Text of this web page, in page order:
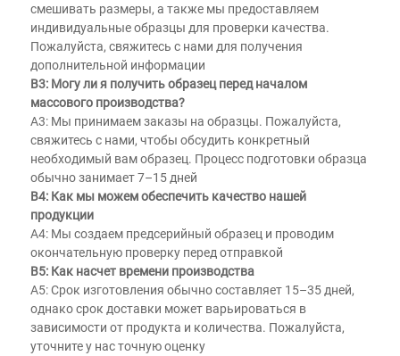
смешивать размеры, а также мы предоставляем
индивидуальные образцы для проверки качества.
Пожалуйста, свяжитесь с нами для получения
дополнительной информации
В3: Могу ли я получить образец перед началом
массового производства?
A3: Мы принимаем заказы на образцы. Пожалуйста,
свяжитесь с нами, чтобы обсудить конкретный
необходимый вам образец. Процесс подготовки образца
обычно занимает 7–15 дней
В4: Как мы можем обеспечить качество нашей
продукции
A4: Мы создаем предсерийный образец и проводим
окончательную проверку перед отправкой
В5: Как насчет времени производства
A5: Срок изготовления обычно составляет 15–35 дней,
однако срок доставки может варьироваться в
зависимости от продукта и количества. Пожалуйста,
уточните у нас точную оценку